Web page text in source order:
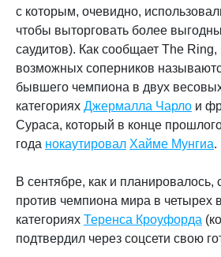
с которым, очевидно,
чтобы выторговать более
саудитов). Как сообщает The Ring,
возможных соперников
бывшего чемпиона в двух
категориях Джермалла Чарло и
Сураса, который в конце
года нокаутировал Хайме Мунгиа.
В сентябре, как и планировалось,
против чемпиона мира в четырех
категориях Теренса Кроуфорда
подтвердил через соцсети свою